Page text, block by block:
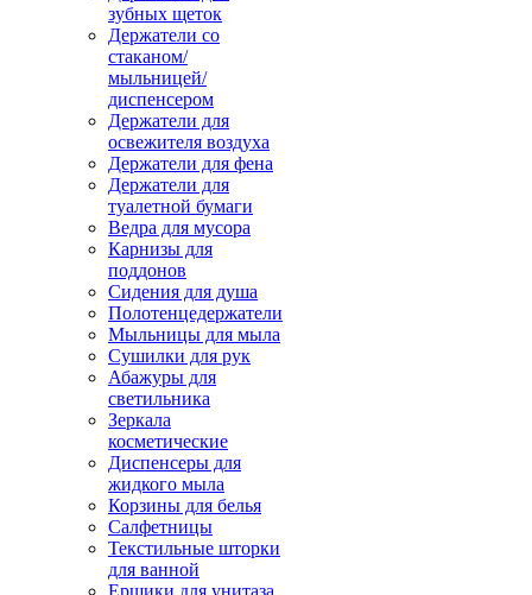
зубных щеток
Держатели со
стаканом/
мыльницей/
диспенсером
Держатели для
освежителя воздуха
Держатели для фена
Держатели для
туалетной бумаги
Ведра для мусора
Карнизы для
поддонов
Сидения для душа
Полотенцедержатели
Мыльницы для мыла
Сушилки для рук
Абажуры для
светильника
Зеркала
косметические
Диспенсеры для
жидкого мыла
Корзины для белья
Салфетницы
Текстильные шторки
для ванной
Ершики для унитаза